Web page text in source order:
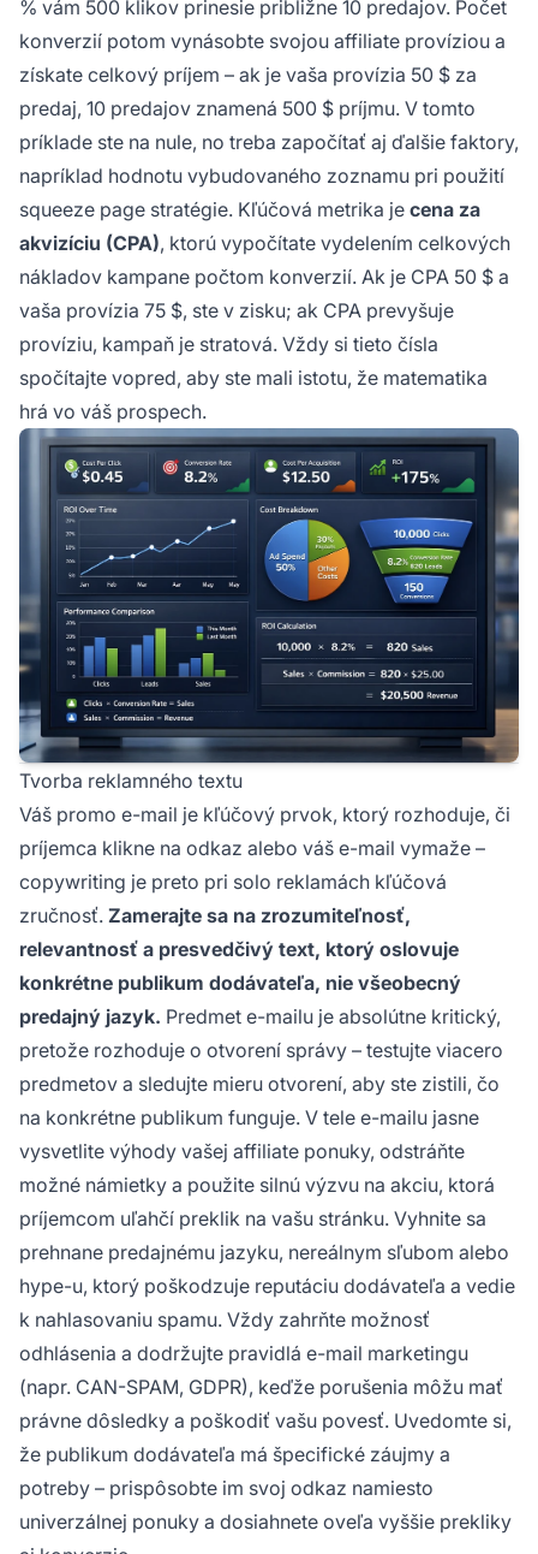
% vám 500 klikov prinesie približne 10 predajov. Počet
konverzií potom vynásobte svojou affiliate províziou a
získate celkový príjem – ak je vaša provízia 50 $ za
predaj, 10 predajov znamená 500 $ príjmu. V tomto
príklade ste na nule, no treba započítať aj ďalšie faktory,
napríklad hodnotu vybudovaného zoznamu pri použití
squeeze page stratégie. Kľúčová metrika je cena za
akvizíciu (CPA), ktorú vypočítate vydelením celkových
nákladov kampane počtom konverzií. Ak je CPA 50 $ a
vaša provízia 75 $, ste v zisku; ak CPA prevyšuje
províziu, kampaň je stratová. Vždy si tieto čísla
spočítajte vopred, aby ste mali istotu, že matematika
hrá vo váš prospech.
Tvorba reklamného textu
Váš promo e-mail je kľúčový prvok, ktorý rozhoduje, či
príjemca klikne na odkaz alebo váš e-mail vymaže –
copywriting je preto pri solo reklamách kľúčová
zručnosť. Zamerajte sa na zrozumiteľnosť,
relevantnosť a presvedčivý text, ktorý oslovuje
konkrétne publikum dodávateľa, nie všeobecný
predajný jazyk. Predmet e-mailu je absolútne kritický,
pretože rozhoduje o otvorení správy – testujte viacero
predmetov a sledujte mieru otvorení, aby ste zistili, čo
na konkrétne publikum funguje. V tele e-mailu jasne
vysvetlite výhody vašej affiliate ponuky, odstráňte
možné námietky a použite silnú výzvu na akciu, ktorá
príjemcom uľahčí preklik na vašu stránku. Vyhnite sa
prehnane predajnému jazyku, nereálnym sľubom alebo
hype-u, ktorý poškodzuje reputáciu dodávateľa a vedie
k nahlasovaniu spamu. Vždy zahrňte možnosť
odhlásenia a dodržujte pravidlá e-mail marketingu
(napr. CAN-SPAM, GDPR), keďže porušenia môžu mať
právne dôsledky a poškodiť vašu povesť. Uvedomte si,
že publikum dodávateľa má špecifické záujmy a
potreby – prispôsobte im svoj odkaz namiesto
univerzálnej ponuky a dosiahnete oveľa vyššie prekliky